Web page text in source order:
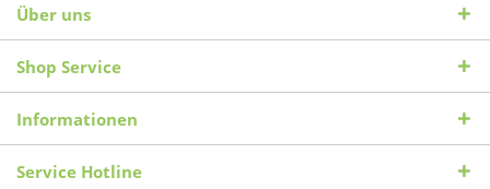
Über uns
Shop Service
Informationen
Service Hotline